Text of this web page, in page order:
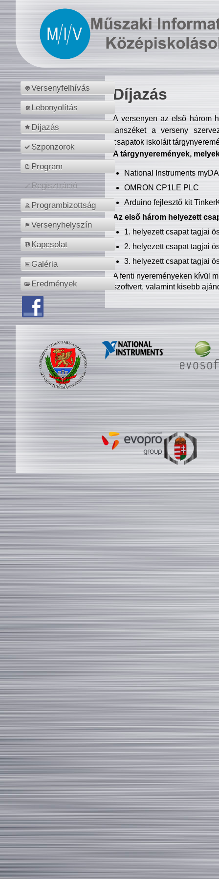
Versenyfelhívás
Lebonyolítás
Díjazás
Szponzorok
Program
Regisztráció
Programbizottság
Versenyhelyszín
Kapcsolat
Galéria
Eredmények
Díjazás
A versenyen az első három
tanszéket a verseny
csapatok iskoláit
A tárgynyeremények,
National Instruments
OMRON CP1LE PLC
Arduino fejlesztő kit
Az első három helyezett
1. helyezett csapat tagjai
2. helyezett csapat tagjai
3. helyezett csapat tagjai
A fenti nyereményeken kívül
szoftvert, valamint kisebb